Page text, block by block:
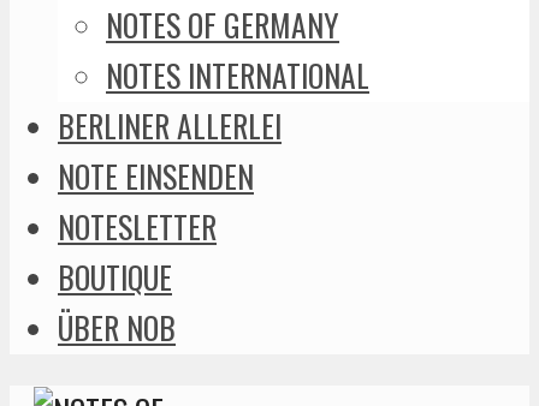
NOTES OF GERMANY
NOTES INTERNATIONAL
BERLINER ALLERLEI
NOTE EINSENDEN
NOTESLETTER
BOUTIQUE
ÜBER NOB